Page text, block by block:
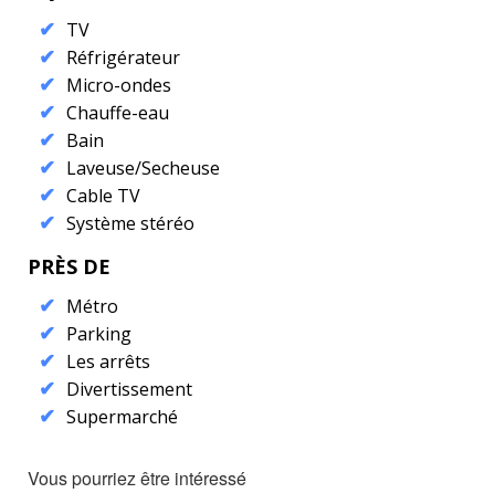
TV
Réfrigérateur
Micro-ondes
Chauffe-eau
Bain
Laveuse/Secheuse
Cable TV
Système stéréo
PRÈS DE
Métro
Parking
Les arrêts
Divertissement
Supermarché
Vous pourriez être intéressé